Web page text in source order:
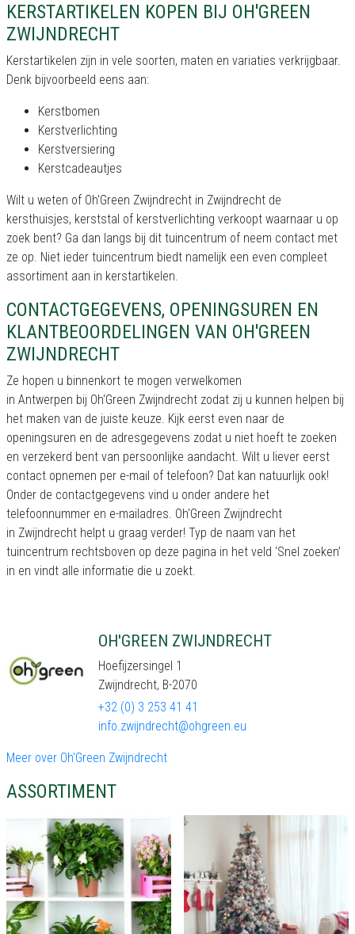
KERSTARTIKELEN KOPEN BIJ OH'GREEN
ZWIJNDRECHT
Kerstartikelen zijn in vele soorten, maten en variaties verkrijgbaar.
Denk bijvoorbeeld eens aan:
Kerstbomen
Kerstverlichting
Kerstversiering
Kerstcadeautjes
Wilt u weten of Oh'Green Zwijndrecht in Zwijndrecht de
kersthuisjes, kerststal of kerstverlichting verkoopt waarnaar u op
zoek bent? Ga dan langs bij dit tuincentrum of neem contact met
ze op. Niet ieder tuincentrum biedt namelijk een even compleet
assortiment aan in kerstartikelen.
CONTACTGEGEVENS, OPENINGSUREN EN
KLANTBEOORDELINGEN VAN OH'GREEN
ZWIJNDRECHT
Ze hopen u binnenkort te mogen verwelkomen
in Antwerpen bij Oh'Green Zwijndrecht zodat zij u kunnen helpen bij
het maken van de juiste keuze. Kijk eerst even naar de
openingsuren en de adresgegevens zodat u niet hoeft te zoeken
en verzekerd bent van persoonlijke aandacht. Wilt u liever eerst
contact opnemen per e-mail of telefoon? Dat kan natuurlijk ook!
Onder de contactgegevens vind u onder andere het
telefoonnummer en e-mailadres. Oh'Green Zwijndrecht
in Zwijndrecht helpt u graag verder! Typ de naam van het
tuincentrum rechtsboven op deze pagina in het veld ‘Snel zoeken’
in en vindt alle informatie die u zoekt.
OH'GREEN ZWIJNDRECHT
Hoefijzersingel 1
Zwijndrecht, B-2070
+32 (0) 3 253 41 41
info.zwijndrecht@ohgreen.eu
Meer over Oh'Green Zwijndrecht
ASSORTIMENT